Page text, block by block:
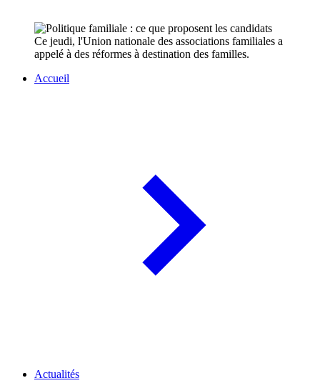
Ce jeudi, l'Union nationale des associations familiales a
appelé à des réformes à destination des familles.
Accueil
Actualités